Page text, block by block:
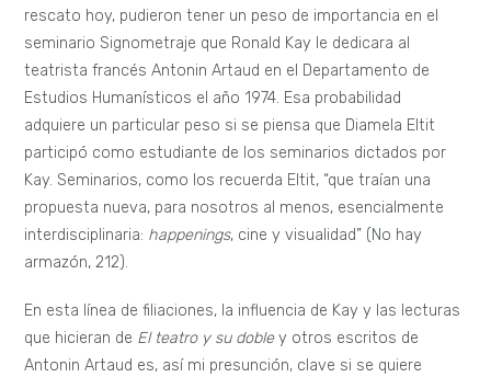
rescato hoy, pudieron tener un peso de importancia en el
seminario Signometraje que Ronald Kay le dedicara al
teatrista francés Antonin Artaud en el Departamento de
Estudios Humanísticos el año 1974. Esa probabilidad
adquiere un particular peso si se piensa que Diamela Eltit
participó como estudiante de los seminarios dictados por
Kay. Seminarios, como los recuerda Eltit, “que traían una
propuesta nueva, para nosotros al menos, esencialmente
interdisciplinaria: happenings, cine y visualidad” (No hay
armazón, 212).
En esta línea de filiaciones, la influencia de Kay y las lecturas
que hicieran de El teatro y su dobley otros escritos de
Antonin Artaud es, así mi presunción, clave si se quiere